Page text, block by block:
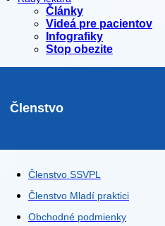
Články
Videá pre pacientov
Infografiky
Stop obezite
Členstvo
Členstvo SSVPL
Členstvo Mladí praktici
Obchodné podmienky